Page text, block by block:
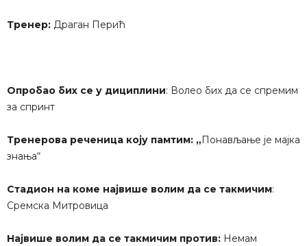
Тренер: Драган Перић
Опробао бих се у дициплини: Волео бих да се спремим
за спринт
Тренерова реченица коју памтим: „Понављање је мајка
знања“
Стадион на коме највише волим да се такмичим:
Сремска Митровица
Највише волим да се такмичим против: Немам